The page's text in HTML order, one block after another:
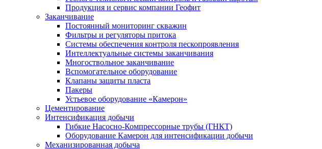
Продукция и сервис компании Геофит
Заканчивание
Постоянный мониторинг скважин
Фильтры и регуляторы притока
Cистемы обеспечения контроля пескопроявления
Интеллектуальные системы заканчивания
Многоствольное заканчивание
Вспомогательное оборудование
Клапаны защиты пласта
Пакеры
Устьевое оборудование «Камерон»
Цементирование
Интенсификация добычи
Гибкие Насосно-Компрессорные трубы (ГНКТ)
Оборудование Камерон для интенсификации добычи
Механизированная добыча